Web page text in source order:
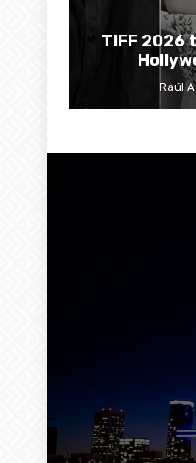
TIFF 2026
Raúl